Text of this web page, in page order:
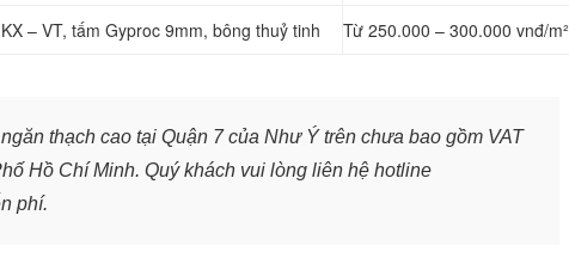
– VT, tấm Gyproc 9mm, bông thuỷ tinh Từ 250.000 – 300.000 vnđ/m²
thạch cao tại Quận 7 của Như Ý trên chưa bao gồm VAT
Hồ Chí Minh. Quý khách vui lòng liên hệ hotline
phí.